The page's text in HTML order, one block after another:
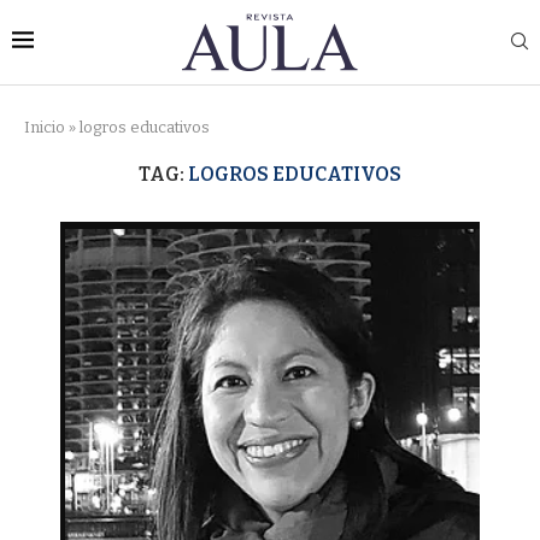
Inicio » logros educativos
TAG: LOGROS EDUCATIVOS